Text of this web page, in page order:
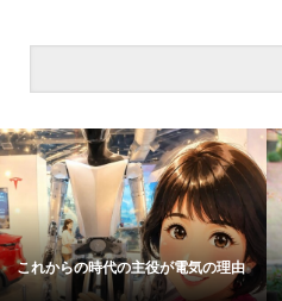
これからの時代の主役が電気の理由